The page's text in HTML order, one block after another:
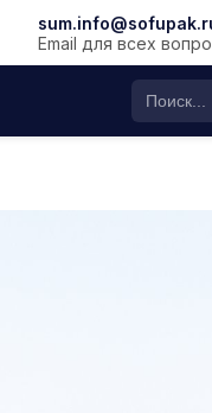
Email для всех
Поиск